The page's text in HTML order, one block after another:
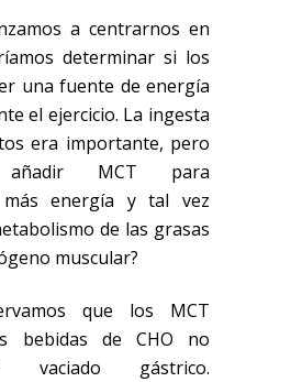
a centrarnos en
determinar si los
una fuente de energía
el ejercicio. La ingesta
era importante, pero
añadir MCT para
más energía y tal vez
de las grasas
muscular?
que los MCT
bebidas de CHO no
vaciado gástrico.